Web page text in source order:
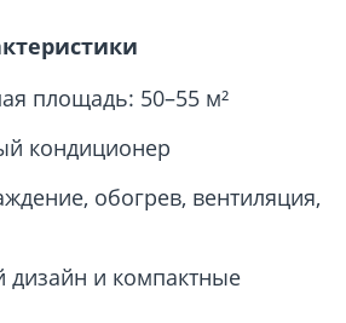
площадь: 50–55 м²
кондиционер
обогрев, вентиляция,
и компактные